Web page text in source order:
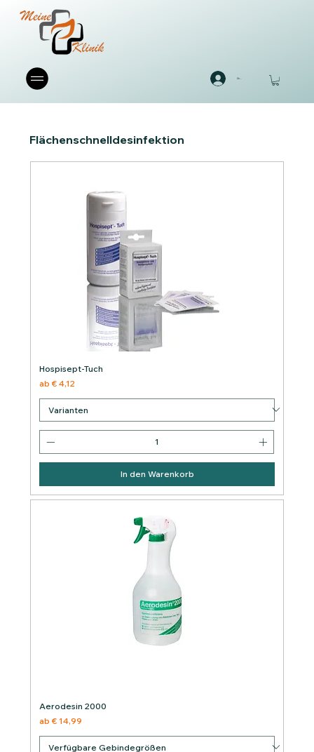
Anmelden
Flächenschnelldesinfektion
Hospisept-Tuch
ab€ 4,12
Sale-Preis
In den Warenkorb
Aerodesin 2000
ab€ 14,99
Sale-Preis